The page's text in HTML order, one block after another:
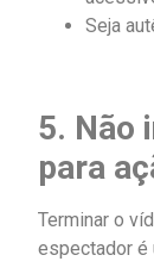
Seja
5. Não
para
Terminar o
espectador é